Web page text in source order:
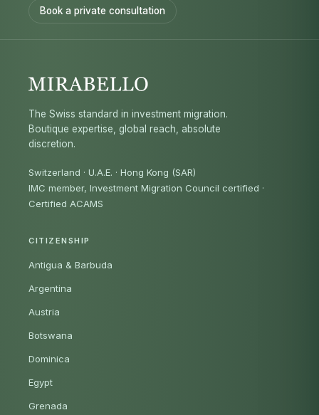
Book a private consultation
The Swiss standard in investment migration.
Boutique expertise, global reach, absolute
discretion.
Switzerland · U.A.E. · Hong Kong (SAR)
IMC member, Investment Migration Council certified ·
Certified ACAMS
CITIZENSHIP
Antigua & Barbuda
Argentina
Austria
Botswana
Dominica
Egypt
Grenada